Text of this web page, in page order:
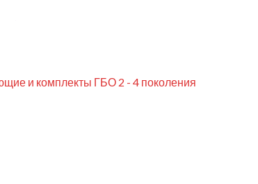
и комплекты ГБО 2 - 4 поколения